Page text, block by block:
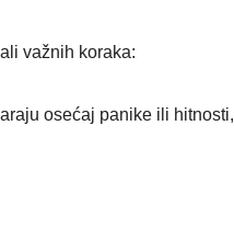
važnih koraka:
osećaj panike ili hitnosti,